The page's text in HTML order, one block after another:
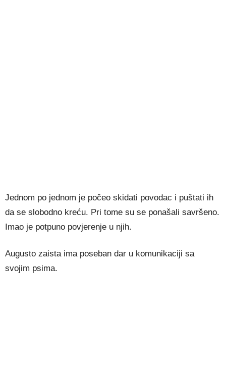
Jednom po jednom je počeo skidati povodac i puštati ih
da se slobodno kreću. Pri tome su se ponašali savršeno.
Imao je potpuno povjerenje u njih.
Augusto zaista ima poseban dar u komunikaciji sa
svojim psima.